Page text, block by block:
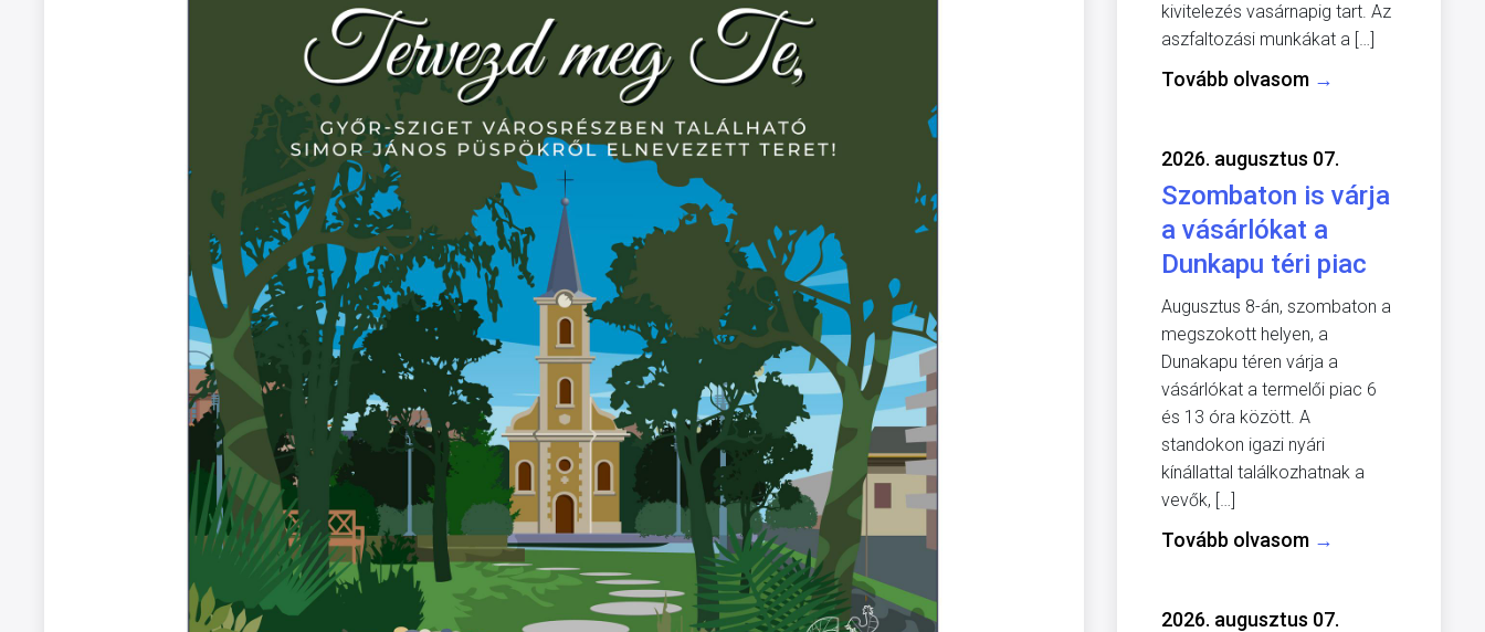
kivitelezés vasárnapig tart. Az
aszfaltozási munkákat a […]
Tovább olvasom →
2026. augusztus 07.
Szombaton is várja
a vásárlókat a
Dunkapu téri piac
Augusztus 8-án, szombaton a
megszokott helyen, a
Dunakapu téren várja a
vásárlókat a termelői piac 6
és 13 óra között. A
standokon igazi nyári
kínállattal találkozhatnak a
vevők, […]
Tovább olvasom →
2026. augusztus 07.